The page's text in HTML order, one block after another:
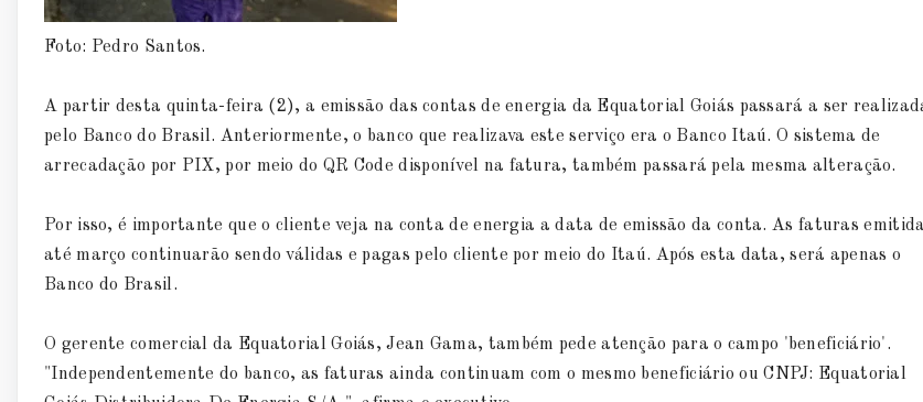
Foto: Pedro Santos.
A partir desta quinta-feira (2), a emissão das contas de energia da Equatorial Goiás passará a ser
pelo Banco do Brasil. Anteriormente, o banco que realizava este serviço era o Banco Itaú. O sistema de
arrecadação por PIX, por meio do QR Code disponível na fatura, também passará pela mesma alteração.
Por isso, é importante que o cliente veja na conta de energia a data de emissão da conta. As faturas
até março continuarão sendo válidas e pagas pelo cliente por meio do Itaú. Após esta data, será apenas o
Banco do Brasil.
O gerente comercial da Equatorial Goiás, Jean Gama, também pede atenção para o campo 'beneficiário'.
"Independentemente do banco, as faturas ainda continuam com o mesmo beneficiário ou CNPJ: Equatorial